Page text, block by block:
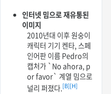
인터넷 밈으로 재유통된
이미지
2010년대 이후 원숭이
캐릭터 기기 켄타, 스페
인어판 이름 Pedro의
캡처가 `No ahora, p
or favor` 계열 밈으로
널리 퍼졌다.[B][H]